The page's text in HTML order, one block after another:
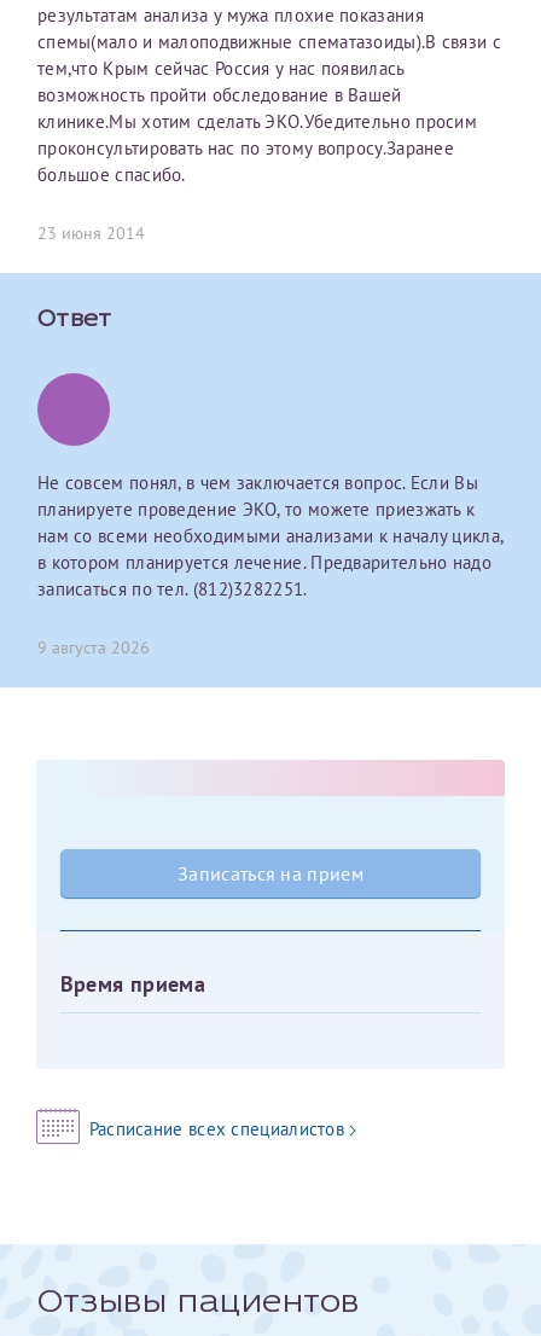
результатам анализа у мужа плохие показания
спемы(мало и малоподвижные спематазоиды).В связи с
тем,что Крым сейчас Россия у нас появилась
возможность пройти обследование в Вашей
клинике.Мы хотим сделать ЭКО.Убедительно просим
проконсультировать нас по этому вопросу.Заранее
большое спасибо.
23 июня 2014
Ответ
Не совсем понял, в чем заключается вопрос. Если Вы
планируете проведение ЭКО, то можете приезжать к
нам со всеми необходимыми анализами к началу цикла,
в котором планируется лечение. Предварительно надо
записаться по тел. (812)3282251.
9 августа 2026
Записаться на прием
Время приема
Расписание всех специалистов
Отзывы пациентов
О каком враче расскажете?
Ваш отзыв
Прикрепить файлы
Принимаю условияСоглашения на обработку
персональных данных
Оставить отзыв
Электронная почта*
Номер телефона*
Выберите специальность врача
Или введите его имя
персональных данных
Наши специалисты готовы помочь вам, предоставив
общую информацию и рекомендации на основе
ваших вопросов. Задайте ваш вопрос,
и мы постараемся ответить на него как можно
скорее.
Я подтверждаю, что ознакомился с уведомлением,
Далее
первом заявлении. После отправки готового документа
изменения и переоформление справки на другого
налогоплательщика не выполняются. Пожалуйста,
внимательно проверяйте все данные перед отправкой
заявки.
После отправки заявки вы получите письмо на указанную
принята ». Если письмо не поступит, пожалуйста, свяжитесь
Заявление
Прошу выдать справку об оказанных медицинских услугах
следующим пациентам:
Фамилия*
Имя*
Для предоставления в налоговые органы Российской
Федерации, выписать ее на имя:
Фамилия*
Отчество*
налогоплательщика